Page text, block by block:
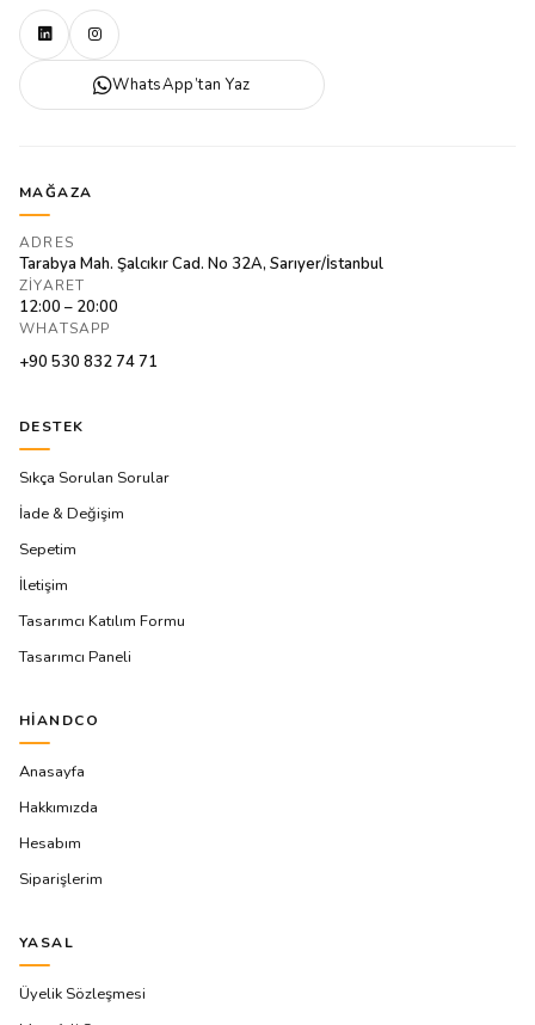
WhatsApp’tan Yaz
MAĞAZA
ADRES
Tarabya Mah. Şalcıkır Cad. No 32A, Sarıyer/İstanbul
ZIYARET
12:00 – 20:00
WHATSAPP
+90 530 832 74 71
DESTEK
Sıkça Sorulan Sorular
İade & Değişim
Sepetim
İletişim
Tasarımcı Katılım Formu
Tasarımcı Paneli
HIANDCO
Anasayfa
Hakkımızda
Hesabım
Siparişlerim
YASAL
Üyelik Sözleşmesi